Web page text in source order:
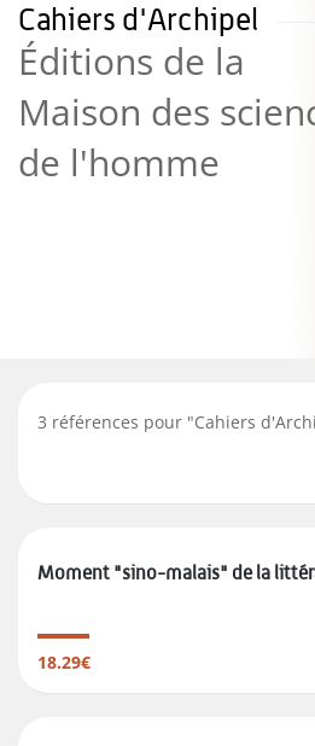
Cahiers d'Archipel
Éditions de la
Maison des
de l'homme
3 références pour "Cahiers
Moment "sino-malais" de la
18.29€